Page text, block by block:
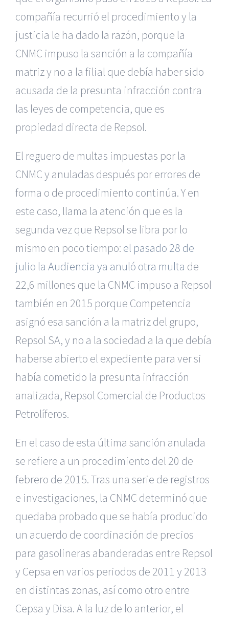
compañía recurrió el procedimiento y la
justicia le ha dado la razón, porque la
CNMC impuso la sanción a la compañía
matriz y no a la filial que debía haber sido
acusada de la presunta infracción contra
las leyes de competencia, que es
propiedad directa de Repsol.
El reguero de multas impuestas por la
CNMC y anuladas después por errores de
forma o de procedimiento continúa. Y en
este caso, llama la atención que es la
segunda vez que Repsol se libra por lo
mismo en poco tiempo: el pasado 28 de
julio la Audiencia ya anuló otra multa de
22,6 millones que la CNMC impuso a Repsol
también en 2015 porque Competencia
asignó esa sanción a la matriz del grupo,
Repsol SA, y no a la sociedad a la que debía
haberse abierto el expediente para ver si
había cometido la presunta infracción
analizada, Repsol Comercial de Productos
Petrolíferos.
En el caso de esta última sanción anulada
se refiere a un procedimiento del 20 de
febrero de 2015. Tras una serie de registros
e investigaciones, la CNMC determinó que
quedaba probado que se había producido
un acuerdo de coordinación de precios
para gasolineras abanderadas entre Repsol
y Cepsa en varios periodos de 2011 y 2013
en distintas zonas, así como otro entre
Cepsa y Disa. A la luz de lo anterior, el